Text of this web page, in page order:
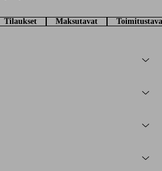
Tilaukset Maksutavat